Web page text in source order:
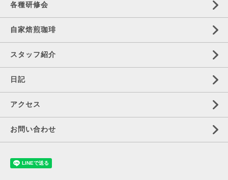
各種研修会
自家焙煎珈琲
スタッフ紹介
日記
アクセス
お問い合わせ